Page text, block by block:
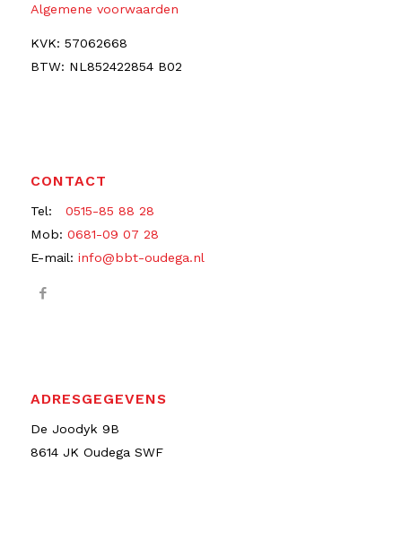
Algemene voorwaarden
KVK: 57062668
BTW: NL852422854 B02
CONTACT
Tel: 0515-85 88 28
Mob: 0681-09 07 28
E-mail: info@bbt-oudega.nl
ADRESGEGEVENS
De Joodyk 9B
8614 JK Oudega SWF